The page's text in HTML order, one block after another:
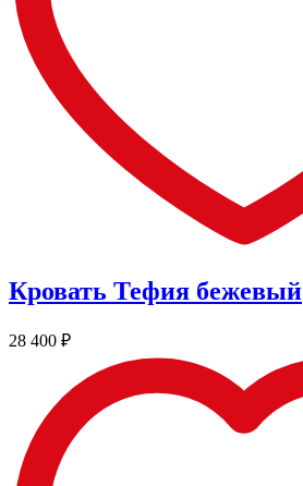
Кровать Тефия бежевый
28 400 ₽